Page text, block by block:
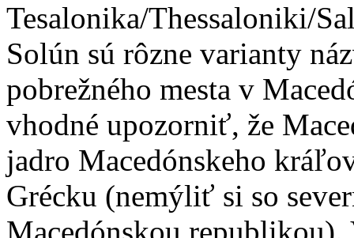
Tesalonika/Thessaloniki/
Solún sú rôzne varianty
pobrežného mesta v
vhodné upozorniť, že
jadro Macedónskeho
Grécku (nemýliť si so